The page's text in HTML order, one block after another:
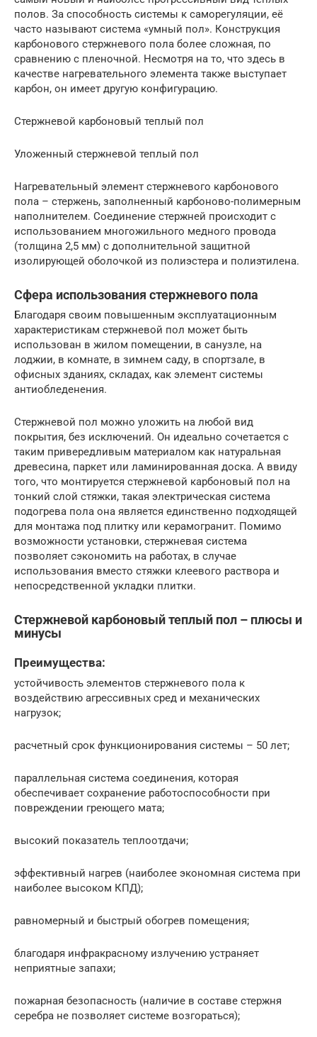
полов. За способность системы к саморегуляции, её
часто называют система «умный пол». Конструкция
карбонового стержневого пола более сложная, по
сравнению с пленочной. Несмотря на то, что здесь в
качестве нагревательного элемента также выступает
карбон, он имеет другую конфигурацию.
Стержневой карбоновый теплый пол
Уложенный стержневой теплый пол
Нагревательный элемент стержневого карбонового
пола – стержень, заполненный карбоново-полимерным
наполнителем. Соединение стержней происходит с
использованием многожильного медного провода
(толщина 2,5 мм) с дополнительной защитной
изолирующей оболочкой из полиэстера и полиэтилена.
Сфера использования стержневого пола
Благодаря своим повышенным эксплуатационным
характеристикам стержневой пол может быть
использован в жилом помещении, в санузле, на
лоджии, в комнате, в зимнем саду, в спортзале, в
офисных зданиях, складах, как элемент системы
антиобледенения.
Стержневой пол можно уложить на любой вид
покрытия, без исключений. Он идеально сочетается с
таким привередливым материалом как натуральная
древесина, паркет или ламинированная доска. А ввиду
того, что монтируется стержневой карбоновый пол на
тонкий слой стяжки, такая электрическая система
подогрева пола она является единственно подходящей
для монтажа под плитку или керамогранит. Помимо
возможности установки, стержневая система
позволяет сэкономить на работах, в случае
использования вместо стяжки клеевого раствора и
непосредственной укладки плитки.
Стержневой карбоновый теплый пол – плюсы и
минусы
Преимущества:
устойчивость элементов стержневого пола к
воздействию агрессивных сред и механических
нагрузок;
расчетный срок функционирования системы – 50 лет;
параллельная система соединения, которая
обеспечивает сохранение работоспособности при
повреждении греющего мата;
высокий показатель теплоотдачи;
эффективный нагрев (наиболее экономная система при
наиболее высоком КПД);
равномерный и быстрый обогрев помещения;
благодаря инфракрасному излучению устраняет
неприятные запахи;
пожарная безопасность (наличие в составе стержня
серебра не позволяет системе возгораться);